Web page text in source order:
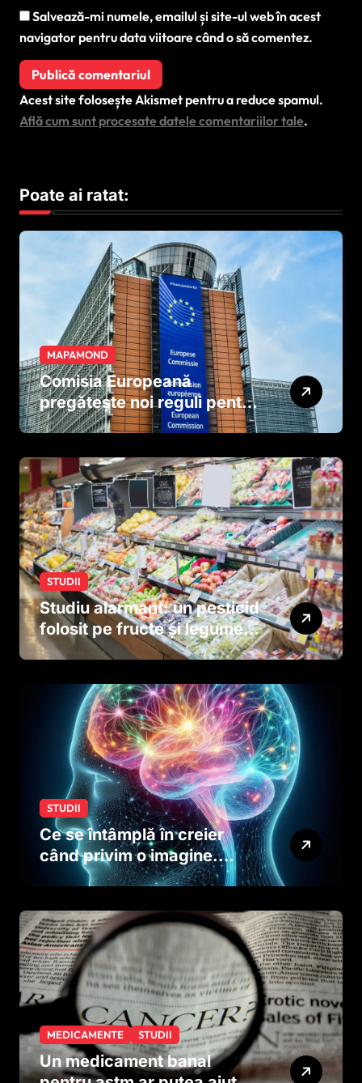
Salvează-mi numele, emailul și site-ul web în acest
navigator pentru data viitoare când o să comentez.
Acest site folosește Akismet pentru a reduce spamul.
Află cum sunt procesate datele comentariilor tale.
Poate ai ratat:
MAPAMOND
Comisia Europeană
pregătește noi reguli pentru
tutun și țigările electronice
STUDII
Studiu alarmant: un pesticid
folosit pe fructe și legume
ar putea afecta dezvoltarea
dinainte de naștere
STUDII
Ce se întâmplă în creier
când privim o imagine.
Studiul care explică rolul
MEDICAMENTE STUDII
Un medicament banal